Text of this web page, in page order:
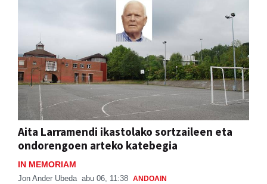
Aita Larramendi ikastolako sortzaileen eta
ondorengoen arteko katebegia
IN MEMORIAM
Jon Ander Ubeda abu 06, 11:38 ANDOAIN